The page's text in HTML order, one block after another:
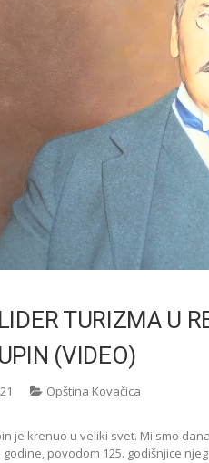
TURIZMA U
(VIDEO)
Opština Kovačica
je krenuo u veliki svet. Mi smo
godine, povodom 125. godišnjice